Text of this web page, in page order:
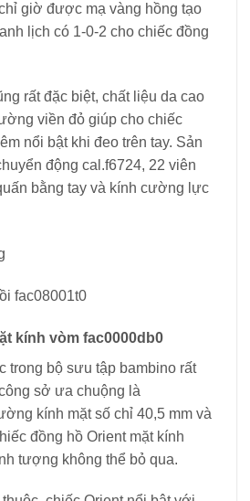
giờ được mạ vàng hồng tạo
lịch có 1-0-2 cho chiếc đồng
rất đặc biệt, chất liệu da cao
viền đỏ giúp cho chiếc
nổi bật khi đeo trên tay. Sản
động cal.f6724, 22 viên
bằng tay và kính cường lực
fac08001t0
kính vòm fac0000db0
trong bộ sưu tập bambino rất
sở ưa chuộng là
kính mặt số chỉ 40,5 mm và
đồng hồ Orient mặt kính
tượng không thể bỏ qua.